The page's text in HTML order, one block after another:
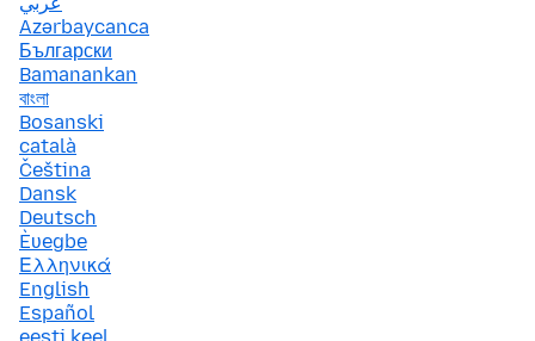
Azərbaycanca
Български
Bamanankan
বাংলা
Bosanski
català
Čeština
Dansk
Deutsch
Èʋegbe
Ελληνικά
English
Español